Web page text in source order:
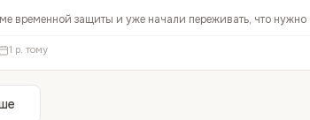
временной защиты и уже начали переживать, что нужно
это можно легко. Сейчас расскажу,…
1 р. тому